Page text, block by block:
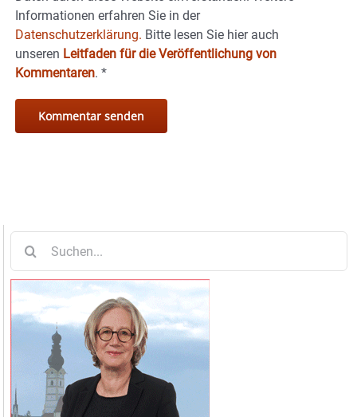
Informationen erfahren Sie in der
Datenschutzerklärung. Bitte lesen Sie hier auch
unseren Leitfaden für die Veröffentlichung von
Kommentaren. *
nach: